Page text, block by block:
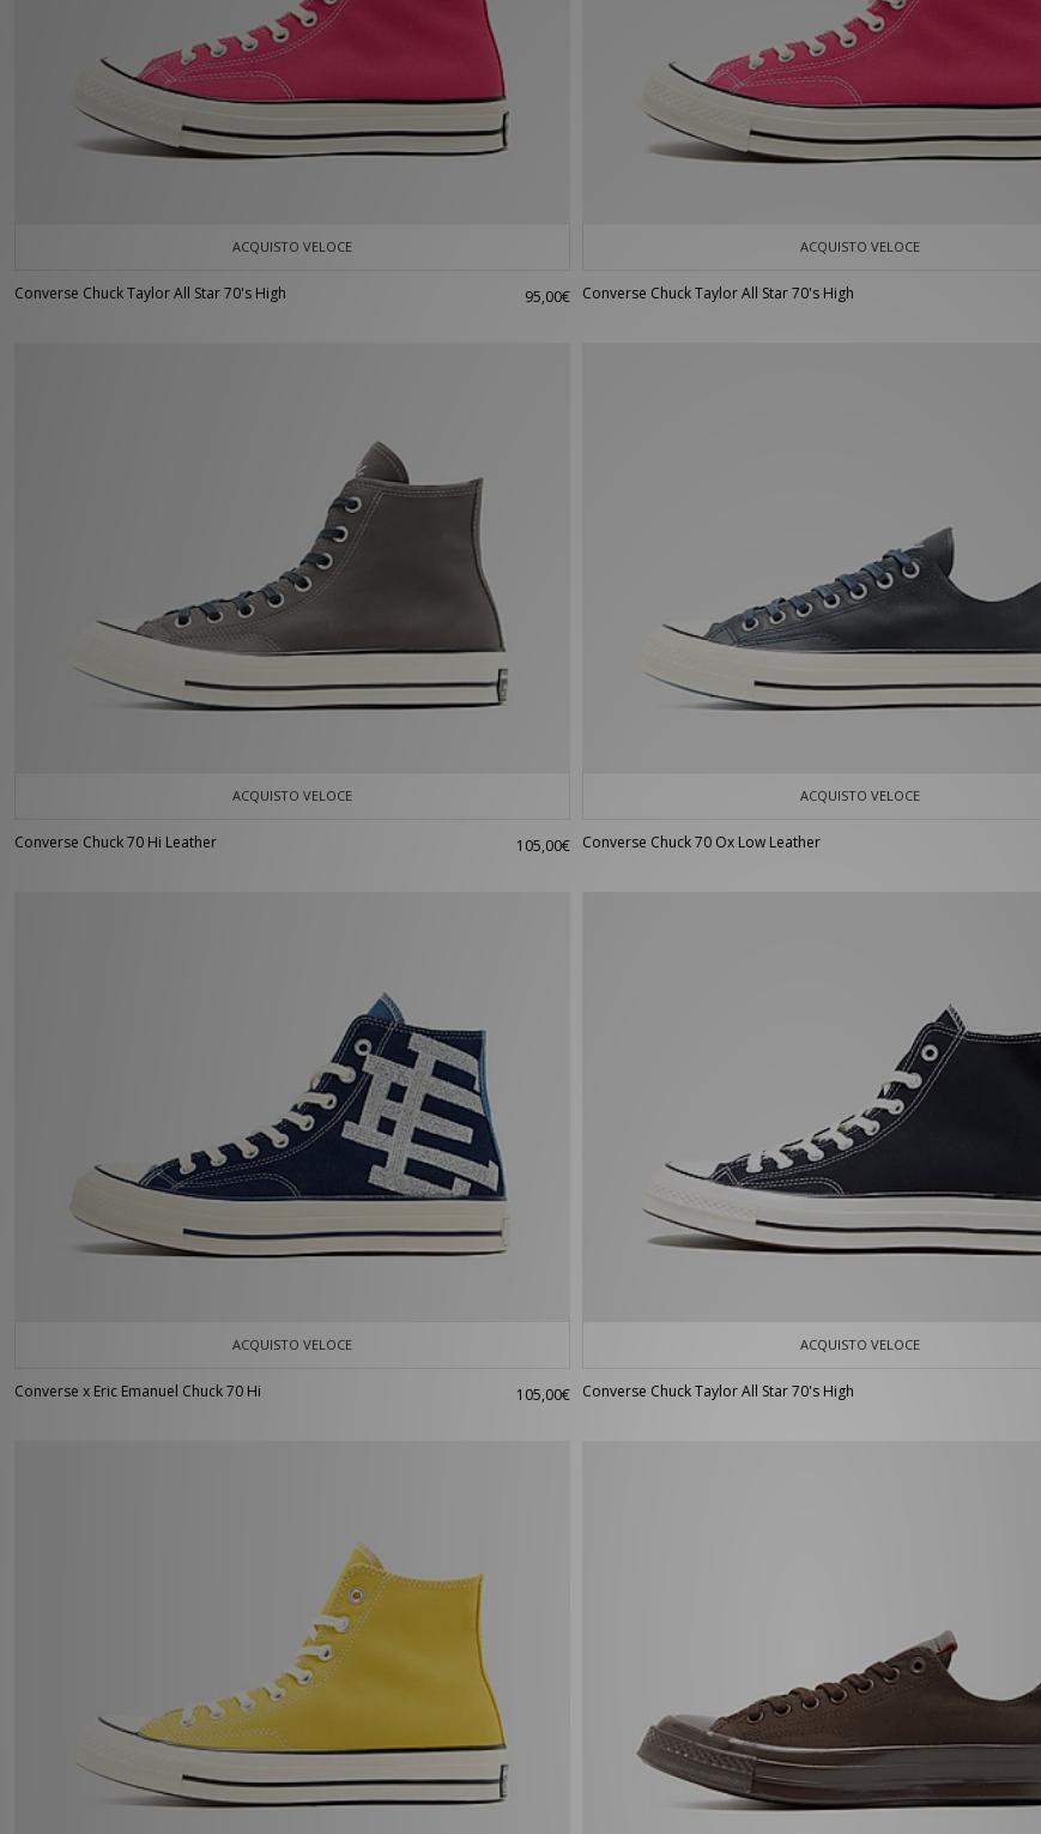
ACQUISTO VELOCE
Converse Chuck Taylor All Star 70's High 95,00€
ACQUISTO VELOCE
Converse Chuck Taylor All Star 70's High
ACQUISTO VELOCE
Converse Chuck 70 Hi Leather 105,00€
ACQUISTO VELOCE
Converse Chuck 70 Ox Low Leather
ACQUISTO VELOCE
Converse x Eric Emanuel Chuck 70 Hi 105,00€
ACQUISTO VELOCE
Converse Chuck Taylor All Star 70's High